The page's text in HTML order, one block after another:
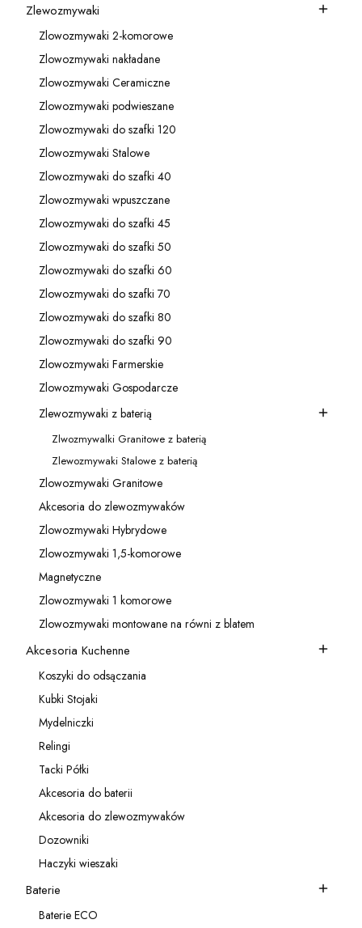
Kategoria - Zlewozmywaki
Zlewozmywaki
Kategoria - Zlowozmywaki 2-komorowe
Zlowozmywaki 2-komorowe
Kategoria - Zlowozmywaki nakładane
Zlowozmywaki nakładane
Kategoria - Zlowozmywaki Ceramiczne
Zlowozmywaki Ceramiczne
Kategoria - Zlowozmywaki podwieszane
Zlowozmywaki podwieszane
Kategoria - Zlowozmywaki do szafki 120
Zlowozmywaki do szafki 120
Kategoria - Zlowozmywaki Stalowe
Zlowozmywaki Stalowe
Kategoria - Zlowozmywaki do szafki 40
Zlowozmywaki do szafki 40
Kategoria - Zlowozmywaki wpuszczane
Zlowozmywaki wpuszczane
Kategoria - Zlowozmywaki do szafki 45
Zlowozmywaki do szafki 45
Kategoria - Zlowozmywaki do szafki 50
Zlowozmywaki do szafki 50
Kategoria - Zlowozmywaki do szafki 60
Zlowozmywaki do szafki 60
Kategoria - Zlowozmywaki do szafki 70
Zlowozmywaki do szafki 70
Kategoria - Zlowozmywaki do szafki 80
Zlowozmywaki do szafki 80
Kategoria - Zlowozmywaki do szafki 90
Zlowozmywaki do szafki 90
Kategoria - Zlowozmywaki Farmerskie
Zlowozmywaki Farmerskie
Kategoria - Zlowozmywaki Gospodarcze
Zlowozmywaki Gospodarcze
Kategoria - Zlewozmywaki z baterią
Zlewozmywaki z baterią
Kategoria - Zlwozmywalki Granitowe z baterią
Zlwozmywalki Granitowe z baterią
Kategoria - Zlewozmywaki Stalowe z baterią
Zlewozmywaki Stalowe z baterią
Kategoria - Zlowozmywaki Granitowe
Zlowozmywaki Granitowe
Kategoria - Akcesoria do zlewozmywaków
Akcesoria do zlewozmywaków
Kategoria - Zlowozmywaki Hybrydowe
Zlowozmywaki Hybrydowe
Kategoria - Zlowozmywaki 1,5-komorowe
Zlowozmywaki 1,5-komorowe
Kategoria - Magnetyczne
Magnetyczne
Kategoria - Zlowozmywaki 1 komorowe
Zlowozmywaki 1 komorowe
Kategoria - Zlowozmywaki montowane na równi z blatem
Zlowozmywaki montowane na równi z blatem
Kategoria - Akcesoria Kuchenne
Akcesoria Kuchenne
Kategoria - Koszyki do odsączania
Koszyki do odsączania
Kategoria - Kubki Stojaki
Kubki Stojaki
Kategoria - Mydelniczki
Mydelniczki
Kategoria - Relingi
Relingi
Kategoria - Tacki Półki
Tacki Półki
Kategoria - Akcesoria do baterii
Akcesoria do baterii
Kategoria - Akcesoria do zlewozmywaków
Akcesoria do zlewozmywaków
Kategoria - Dozowniki
Dozowniki
Kategoria - Haczyki wieszaki
Haczyki wieszaki
Kategoria - Baterie
Baterie
Kategoria - Baterie ECO
Baterie ECO